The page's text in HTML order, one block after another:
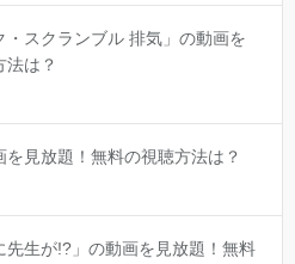
・スクランブル 排気」の動画を
法は？
見放題！無料の視聴方法は？
先生が!?」の動画を見放題！無料